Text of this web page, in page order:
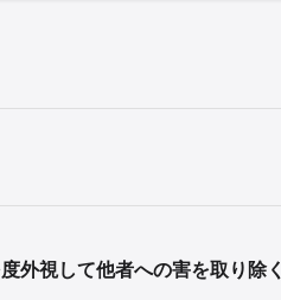
外視して他者への害を取り除く